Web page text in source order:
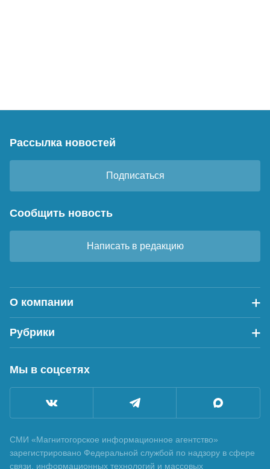
Рассылка новостей
Подписаться
Сообщить новость
Написать в редакцию
О компании
Рубрики
Мы в соцсетях
СМИ «Магнитогорское информационное агентство»
зарегистрировано Федеральной службой по надзору в сфере
связи, информационных технологий и массовых